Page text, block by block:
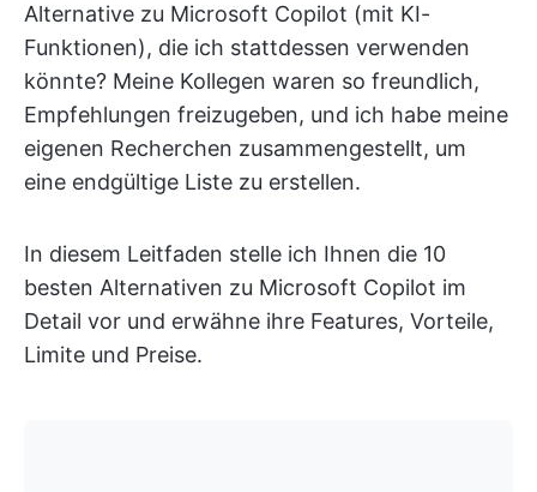
Alternative zu Microsoft Copilot (mit KI-
Funktionen), die ich stattdessen verwenden
könnte? Meine Kollegen waren so freundlich,
Empfehlungen freizugeben, und ich habe meine
eigenen Recherchen zusammengestellt, um
eine endgültige Liste zu erstellen.
In diesem Leitfaden stelle ich Ihnen die 10
besten Alternativen zu Microsoft Copilot im
Detail vor und erwähne ihre Features, Vorteile,
Limite und Preise.